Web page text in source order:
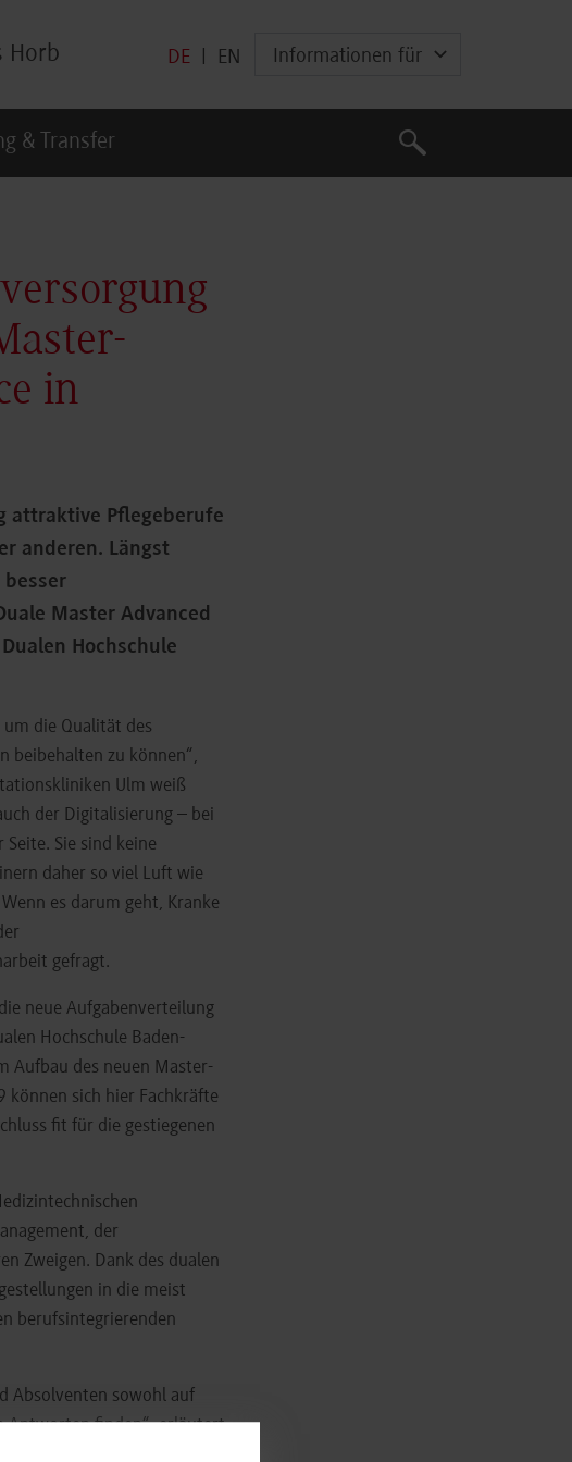
Horb DE EN Informationen für
& Transfer
Suche
Suche
in
attraktive Pflegeberufe
anderen. Längst
Master Advanced
Hochschule
die Qualität des
beibehalten zu können“,
Ulm weiß
der Digitalisierung – bei
Sie sind keine
daher so viel Luft wie
es darum geht, Kranke
gefragt.
neue Aufgabenverteilung
Hochschule Baden-
Aufbau des neuen Master-
können sich hier Fachkräfte
fit für die gestiegenen
der
Zweigen. Dank des dualen
in die meist
berufsintegrierenden
Absolventen sowohl auf
Antworten finden“, erläutert